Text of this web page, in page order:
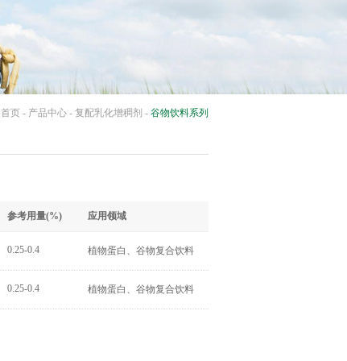
首页 - 产品中心 - 复配乳化增稠剂 - 谷物饮料系列
参考用量(%) 应用领域
0.25-0.4 植物蛋白、谷物复合饮料
0.25-0.4 植物蛋白、谷物复合饮料